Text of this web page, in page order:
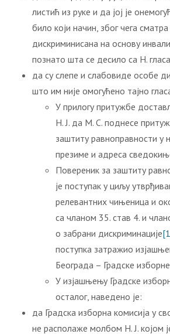
листић из руке и да јој је
било који начин, због чега сматра
дискриминисана на основу
познато шта се десило са Н.
да су слепе и слабовиде особе
што им није омогућено тајно
У прилогу притужбе
Н. Ј. да М. С. поднесе
заштиту равноправности у
презиме и адреса
Повереник за заштиту
је поступак у циљу
релевантних чињеница и
са чланом 35. став 4. и
о забрани дискриминације
поступка затражио
Београда – Градске
У изјашњењу Градске
осталог, наведено је:
да Градска изборна комисија у
не располаже молбом Н. Ј. којом